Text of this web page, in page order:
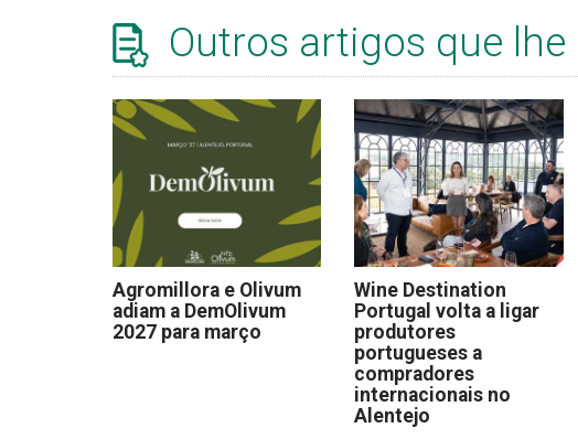
Outros artigos que
Agromillora e Olivum
adiam a DemOlivum
2027 para março
Wine Destination
Portugal volta a ligar
produtores
portugueses a
compradores
internacionais no
Alentejo